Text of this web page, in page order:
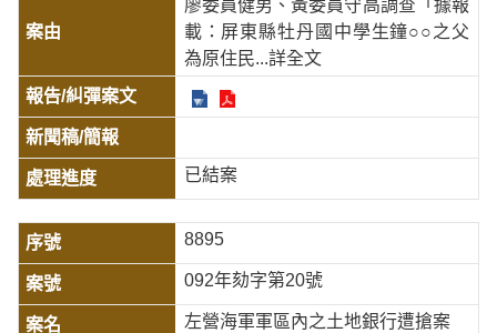
廖委員健男、黃委員守高調查「據報
載：屏東縣牡丹國中學生鐘○○之父
為原住民...詳全文
已結案
8895
092年劾字第20號
左營海軍軍區內之土地銀行遭搶案